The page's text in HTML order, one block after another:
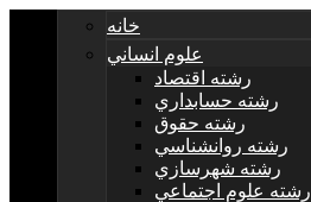
خانه
علوم انساني
رشته اقتصاد
رشته حسابداري
رشته حقوق
رشته روانشناسي
رشته شهرسازي
رشته علوم اجتماعي